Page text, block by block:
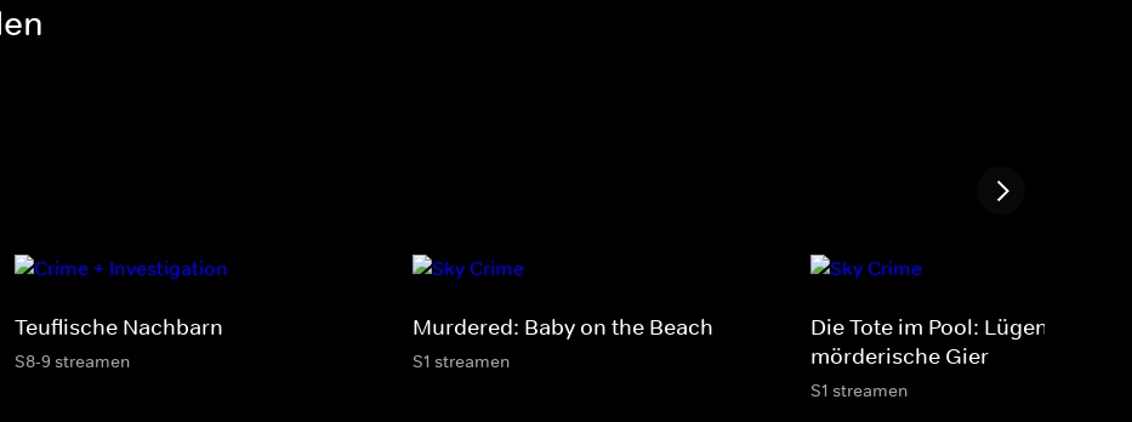
Teuflische Nachbarn
S8-9 streamen
Murdered: Baby on the Beach
S1 streamen
Die Tote im Pool: Lügen, Betrug
mörderische Gier
S1 streamen